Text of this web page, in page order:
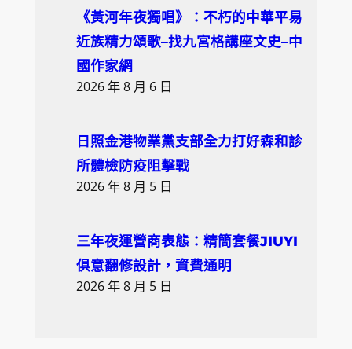
《黃河年夜獨唱》：不朽的中華平易
近族精力頌歌–找九宮格講座文史–中
國作家網
2026 年 8 月 6 日
日照金港物業黨支部全力打好森和診
所體檢防疫阻擊戰
2026 年 8 月 5 日
三年夜運營商表態：精簡套餐JIUYI
俱意翻修設計，資費通明
2026 年 8 月 5 日